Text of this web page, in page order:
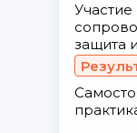
Участие
защита